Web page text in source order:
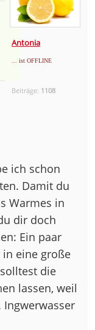
Antonia
... ist OFFLINE
Beiträge: 1108
ich schon
Damit du
Warmes in
dir doch
Ein paar
eine große
die
lassen, weil
Ingwerwasser